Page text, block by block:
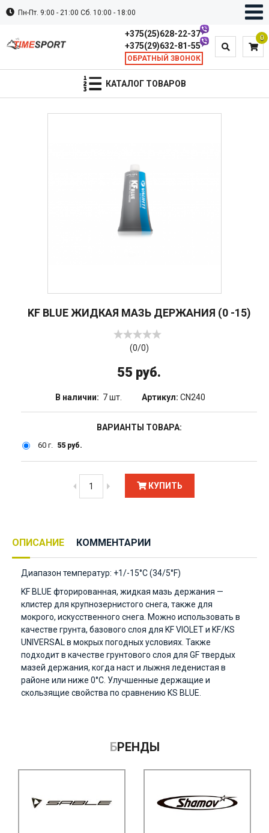
Пн-Пт. 9:00 - 21:00 Сб. 10:00 - 18:00
0
+375(25)628-22-37
+375(29)632-81-55
ОБРАТНЫЙ ЗВОНОК
КАТАЛОГ ТОВАРОВ
KF BLUE ЖИДКАЯ МАЗЬ ДЕРЖАНИЯ (0 -15)
(0/0)
55 руб.
В наличии: 7 шт. Артикул: CN240
ВАРИАНТЫ ТОВАРА:
60 г. 55 руб.
КУПИТЬ
ОПИСАНИЕ КОММЕНТАРИИ
Диапазон температур: +1/-15°C (34/5°F)
KF BLUE фторированная, жидкая мазь держания —
клистер для крупнозернистого снега, также для
мокрого, искусственного снега. Можно использовать в
качестве грунта, базового слоя для KF VIOLET и KF/KS
UNIVERSAL в мокрых погодных условиях. Также
подходит в качестве грунтового слоя для GF твердых
мазей держания, когда наст и лыжня леденистая в
районе или ниже 0°C. Улучшенные держащие и
скользящие свойства по сравнению KS BLUE.
БРЕНДЫ